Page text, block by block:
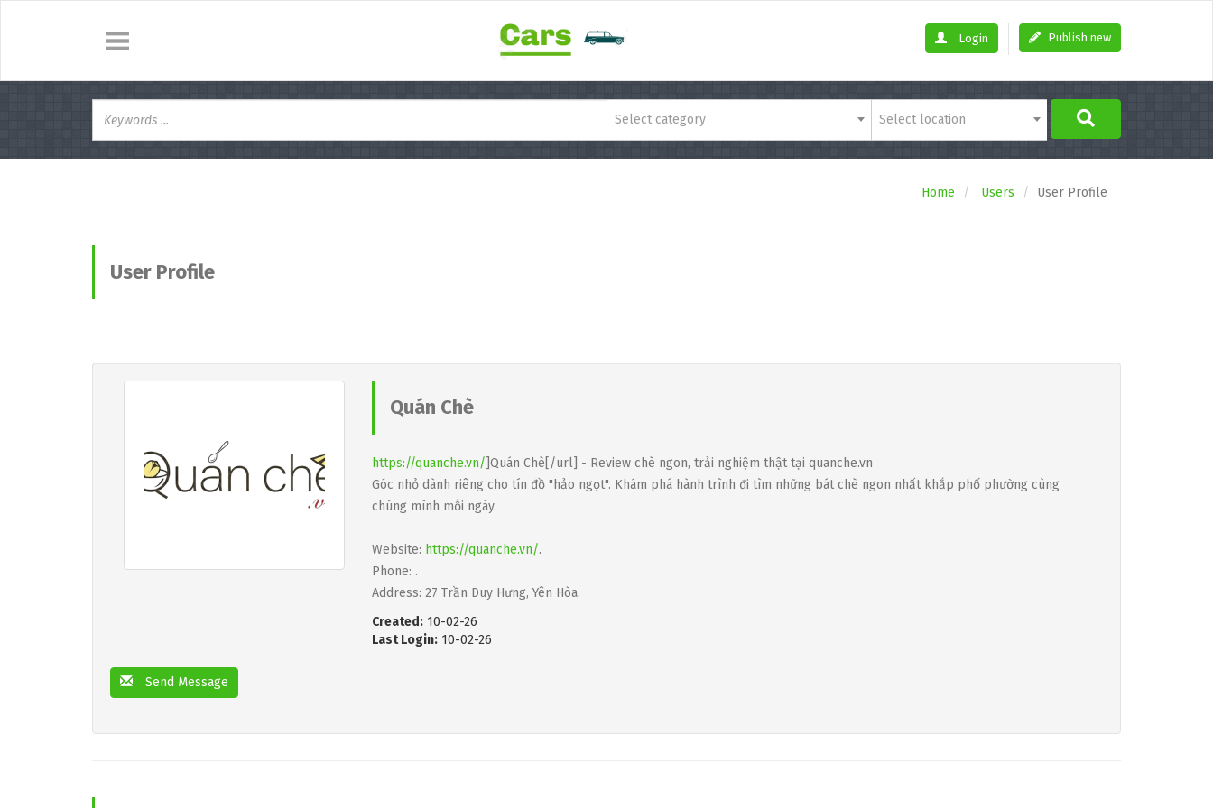
Publish new
Login
Select category Select location
Home Users User Profile
User Profile
Quán Chè
https://quanche.vn/ ]Quán Chè[/url] - Review chè ngon, trải nghiệm thật tại quanche.vn
Góc nhỏ dành riêng cho tín đồ "hảo ngọt". Khám phá hành trình đi tìm những bát chè ngon nhất khắp phố phường cùng
chúng mình mỗi ngày.
Website: https://quanche.vn/.
Phone: .
Address: 27 Trần Duy Hưng, Yên Hòa.
Created: 10-02-26
Last Login: 10-02-26
Send Message